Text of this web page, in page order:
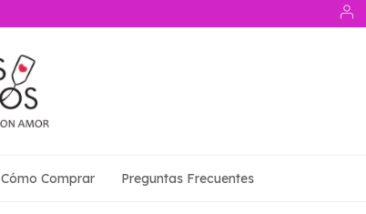
Cómo Comprar Preguntas Frecuentes